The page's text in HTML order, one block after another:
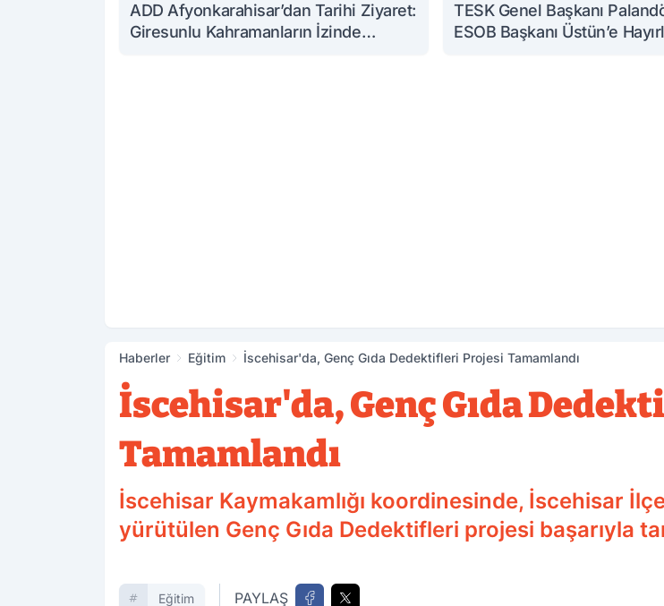
ADD Afyonkarahisar’dan Tarihi Ziyaret:
Giresunlu Kahramanların İzinde
TESK Genel Başkanı
ESOB Başkanı Üstün’e
Haberler Eğitim İscehisar'da, Genç Gıda Dedektifleri Projesi Tamamlandı
İscehisar'da, Genç Gıda
Tamamlandı
İscehisar Kaymakamlığı koordinesinde, İscehisar
yürütülen Genç Gıda Dedektifleri projesi başarıyla
Eğitim PAYLAŞ